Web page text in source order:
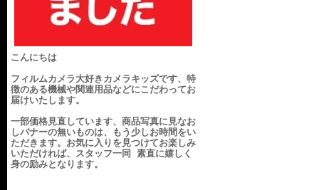
こんにちは
フィルムカメラ大好きカメラキッズです、特
徴のある機械や関連用品などにこだわってお
届けいたします。
一部価格見直しています、商品写真に見なお
しバナーの無いものは、もう少しお時間をい
ただきます。お気に入りを見つけてお楽しみ
いただければ、スタッフ一同 素直に嬉しく
身の励みとなります。